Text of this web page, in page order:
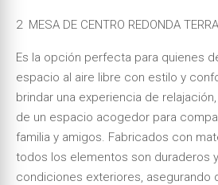
2 MESA DE CENTRO REDONDA
Es la opción perfecta para quienes
espacio al aire libre con estilo y
brindar una experiencia de
de un espacio acogedor para
familia y amigos. Fabricados con
todos los elementos son duraderos
condiciones exteriores, asegurando